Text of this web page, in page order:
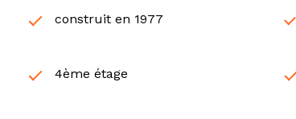
construit en 1977
4ème étage